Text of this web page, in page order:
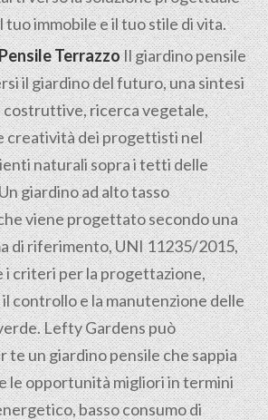
tuo immobile e il tuo stile di vita.
TerrazzoIl giardino pensile
il giardino del futuro, una sintesi
costruttive, ricerca vegetale,
creatività dei progettisti nel
naturali sopra i tetti delle
giardino ad alto tasso
viene progettato secondo una
di riferimento, UNI 11235/2015,
i criteri per la progettazione,
controllo e la manutenzione delle
Lefty Gardens può
te un giardino pensile che sappia
le opportunità migliori in termini
basso consumo di